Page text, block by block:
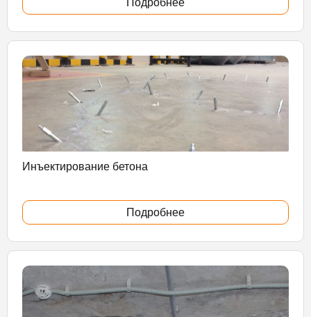
Подробнее
Инъектирование бетона
Подробнее